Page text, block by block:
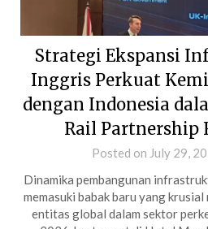
Strategi Ekspansi
Inggris Perkuat
dengan Indonesia
Rail Partnership
Posted on July 29,
Dinamika pembangunan
memasuki babak baru yang
entitas global dalam sektor